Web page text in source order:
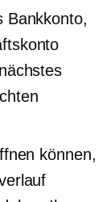
Bankkonto,
können,